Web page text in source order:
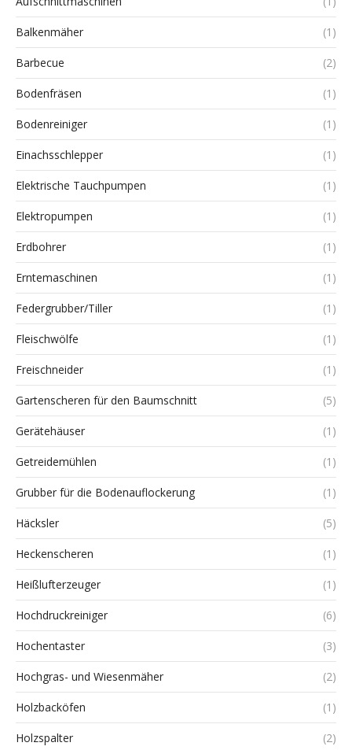
Balkenmäher (1)
Barbecue (2)
Bodenfräsen (1)
Bodenreiniger (1)
Einachsschlepper (1)
Elektrische Tauchpumpen (1)
Elektropumpen (1)
Erdbohrer (1)
Erntemaschinen (1)
Federgrubber/Tiller (1)
Fleischwölfe (1)
Freischneider (1)
Gartenscheren für den Baumschnitt (5)
Gerätehäuser (1)
Getreidemühlen (1)
Grubber für die Bodenauflockerung (1)
Häcksler (5)
Heckenscheren (1)
Heißlufterzeuger (1)
Hochdruckreiniger (6)
Hochentaster (3)
Hochgras- und Wiesenmäher (2)
Holzbacköfen (1)
Holzspalter (2)